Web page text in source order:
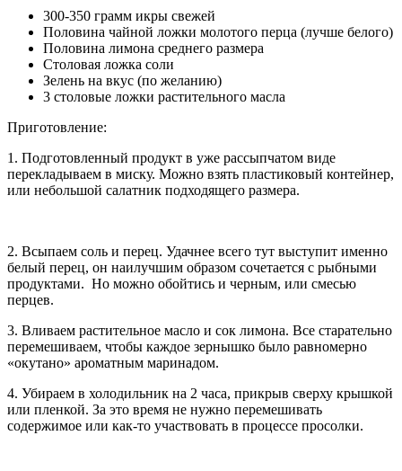
300-350 грамм икры свежей
Половина чайной ложки молотого перца (лучше белого)
Половина лимона среднего размера
Столовая ложка соли
Зелень на вкус (по желанию)
3 столовые ложки растительного масла
Приготовление:
1. Подготовленный продукт в уже рассыпчатом виде
перекладываем в миску. Можно взять пластиковый контейнер,
или небольшой салатник подходящего размера.
2. Всыпаем соль и перец. Удачнее всего тут выступит именно
белый перец, он наилучшим образом сочетается с рыбными
продуктами. Но можно обойтись и черным, или смесью
перцев.
3. Вливаем растительное масло и сок лимона. Все старательно
перемешиваем, чтобы каждое зернышко было равномерно
«окутано» ароматным маринадом.
4. Убираем в холодильник на 2 часа, прикрыв сверху крышкой
или пленкой. За это время не нужно перемешивать
содержимое или как-то участвовать в процессе просолки.